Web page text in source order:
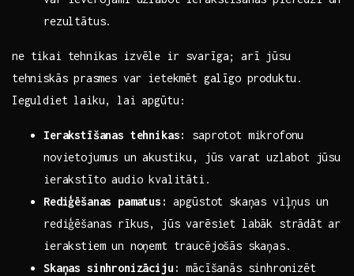
rezultātus.
ne tikai tehnikas izvēle ir svarīga; arī jūsu
⁤tehniskās ⁣prasmes var ietekmēt galīgo produktu.
⁢Ieguldiet​ laiku, lai apgūtu:
Ierakstīšanas tehnikas:
saprotot mikrofonu
novietojumus⁢ un ‌akustiku, jūs varat⁤ uzlabot jūsu
ierakstīto audio kvalitāti.
Rediģēšanas pamatus: ⁤apgūstot skaņas viļņus un
rediģēšanas rīkus, jūs varēsiet labāk strādāt⁤ ar
ierakstiem un noņemt traucējošās skaņas.
Skaņas sinhronizāciju: ⁤mācīšanās sinhronizēt